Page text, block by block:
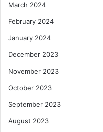
March 2024
February 2024
January 2024
December 2023
November 2023
October 2023
September 2023
August 2023